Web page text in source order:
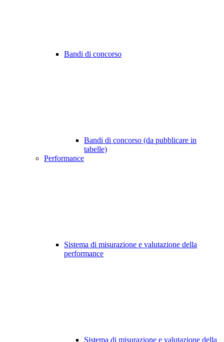
Bandi di concorso
Bandi di concorso (da pubblicare in
tabelle)
Performance
Sistema di misurazione e valutazione della
performance
Sistema di misurazione e valutazione della